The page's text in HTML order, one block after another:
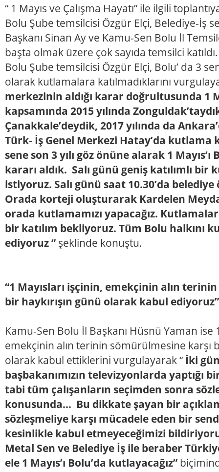
“ 1 Mayıs ve Çalışma Hayatı” ile ilgili
Bolu Şube temsilcisi Özgür Elçi, Belediye-İş
Başkanı Sinan Ay ve Kamu-Sen Bolu İl
başta olmak üzere çok sayıda temsilci
Bolu Şube temsilcisi Özgür Elçi, Bolu’ da 3
olarak kutlamalara katılmadıklarını
merkezinin aldığı karar doğrultusunda 1
kapsamında 2015 yılında
Çanakkale’deydik, 2017 yılında da
Türk- İş Genel Merkezi Hatay’da kutlama
sene son 3 yılı göz önüne alarak 1
kararı aldık. Salı günü geniş katılımlı
istiyoruz. Salı günü saat 10.30’da
Orada korteji oluşturarak Kardelen
orada kutlamamızı yapacağız.
bir katılım bekliyoruz. Tüm Bolu halkını
ediyoruz ” şeklinde konuştu.
“1 Mayısları işçinin, emekçinin alın
bir haykırışın günü olarak kabul ediyoruz”
Kamu-Sen Bolu İl Başkanı Hüsnü Yaman ise
emekçinin alın terinin sömürülmesine karşı
olarak kabul ettiklerini vurgulayarak “ İki
başbakanımızın televizyonlarda yaptığı
tabi tüm çalışanların seçimden sonra
konusunda… Bu dikkate şayan bir
sözleşmeliye karşı mücadele eden bir
kesinlikle kabul etmeyeceğimizi
Metal Sen ve Belediye İş ile beraber
ele 1 Mayıs’ı Bolu’da kutlayacağız”